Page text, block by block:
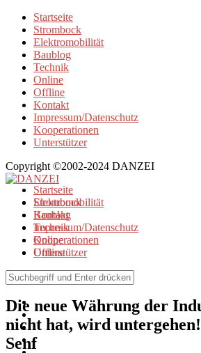
Startseite
Strombock
Elektromobilität
Baublog
Technik
Online
Offline
Kontakt
Impressum/Datenschutz
Kooperationen
Unterstützer
Copyright ©2002-2024 DANZEI
Startseite
Strombock
Kontakt
Impressum/Datenschutz
Kooperationen
Unterstützer
Elektromobilität
Baublog
Technik
Online
Offline
Elektromobilität
Die neue Währung der
nicht hat, wird
Senf